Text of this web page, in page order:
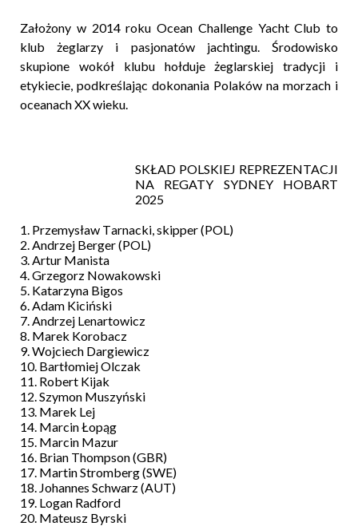
Założony w 2014 roku Ocean Challenge Yacht Club to
klub żeglarzy i pasjonatów jachtingu. Środowisko
skupione wokół klubu hołduje żeglarskiej tradycji i
etykiecie, podkreślając dokonania Polaków na morzach i
oceanach XX wieku.
SKŁAD POLSKIEJ REPREZENTACJI
NA REGATY SYDNEY HOBART
2025
1. Przemysław Tarnacki, skipper (POL)
2. Andrzej Berger (POL)
3. Artur Manista
4. Grzegorz Nowakowski
5. Katarzyna Bigos
6. Adam Kiciński
7. Andrzej Lenartowicz
8. Marek Korobacz
9. Wojciech Dargiewicz
10. Bartłomiej Olczak
11. Robert Kijak
12. Szymon Muszyński
13. Marek Lej
14. Marcin Łopąg
15. Marcin Mazur
16. Brian Thompson (GBR)
17. Martin Stromberg (SWE)
18. Johannes Schwarz (AUT)
19. Logan Radford
20. Mateusz Byrski